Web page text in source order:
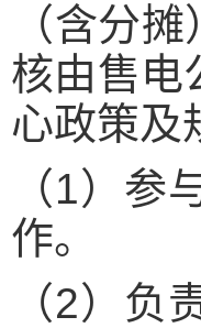
（含分
核由售电
心政策及
（1）参
作。
（2）负